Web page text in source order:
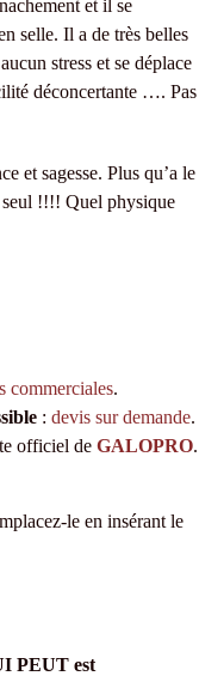
et il se
selle. Il a de très belles
stress et se déplace
déconcertante …. Pas
et sagesse. Plus qu’a le
!!!! Quel physique
commerciales.
: devis sur demande.
officiel de GALOPRO.
le en insérant le
PEUT est